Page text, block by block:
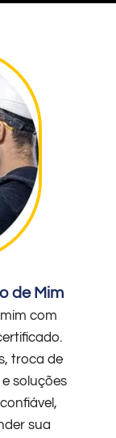
de Mim
com
troca de
soluções
sua